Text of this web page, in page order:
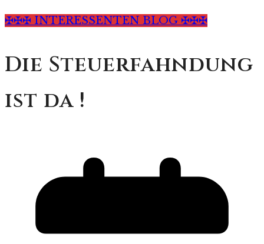
✠✠✠ INTERESSENTEN BLOG ✠✠✠
Die Steuerfahndung
ist da !